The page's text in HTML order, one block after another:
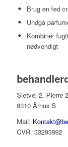
Brug en fed
Undgå
Kombinér
nødvendigt
Sletvej 2, Pierre 2
8310 Århus S
Mail:
CVR.:33293992